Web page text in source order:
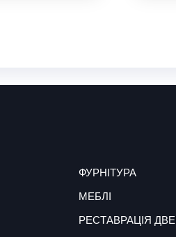
ФУРНІТУРА
МЕБЛІ
РЕСТАВРАЦІЯ